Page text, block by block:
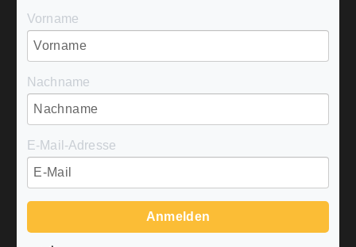
Vorname
Nachname
E-Mail-Adresse
Anmelden